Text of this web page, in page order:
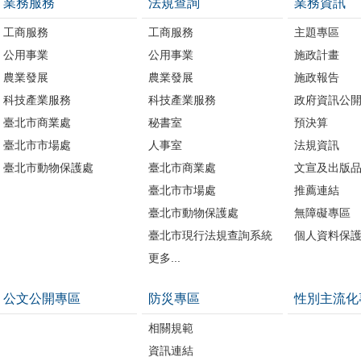
業務服務
工商服務
公用事業
農業發展
科技產業服務
臺北市商業處
臺北市市場處
臺北市動物保護處
法規查詢
工商服務
公用事業
農業發展
科技產業服務
秘書室
人事室
臺北市商業處
臺北市市場處
臺北市動物保護處
臺北市現行法規查詢系統
更多...
業務資訊
主題專區
施政計畫
施政報告
政府資訊公開
預決算
法規資訊
文宣及出版品
推薦連結
無障礙專區
個人資料保
公文公開專區 防災專區
相關規範
資訊連結
性別主流